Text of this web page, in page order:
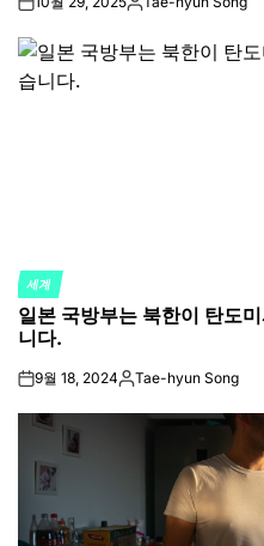
on
Posted
POSTED
IN
세계
일본 국방부는 북한이 탄도
니다.
on9월 18, 2024Posted
Tae-hyun Song